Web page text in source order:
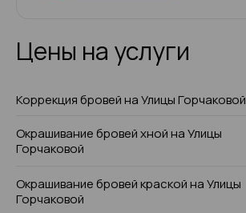
Цены на услуги
Коррекция бровей на Улицы Горчаковой
Окрашивание бровей хной на Улицы
Горчаковой
Окрашивание бровей краской на Улицы
Горчаковой